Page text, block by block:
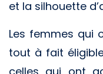
et la silhouette
Les femmes qui
tout à fait